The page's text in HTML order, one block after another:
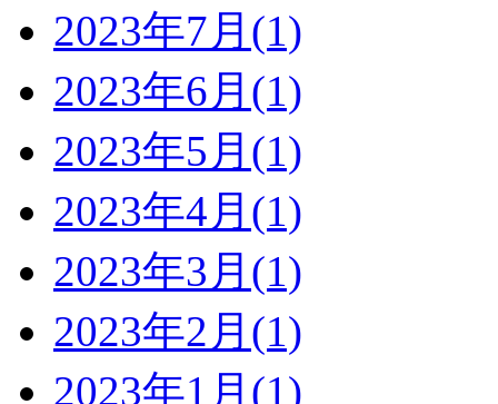
2023年7月(1)
2023年6月(1)
2023年5月(1)
2023年4月(1)
2023年3月(1)
2023年2月(1)
2023年1月(1)